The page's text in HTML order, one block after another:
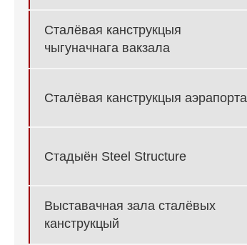
Сталёвая канструкцыя
чыгуначнага вакзала
Сталёвая канструкцыя аэрапорта
Стадыён Steel Structure
Выставачная зала сталёвых
канструкцый